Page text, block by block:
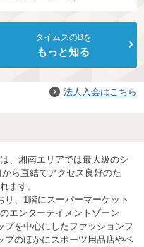
タイムズのBを
もっと知る
法人入会はこちら
、湘南エリアでは最大級のシ
ら直結でアクセス良好のた
ます。
、1階にスーパーマーケット
エンターテイメントゾーン
プを中心にしたファッションフ
プのほかにスポーツ用品店やベ